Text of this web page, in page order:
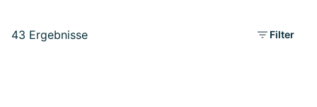
43 Ergebnisse Filter